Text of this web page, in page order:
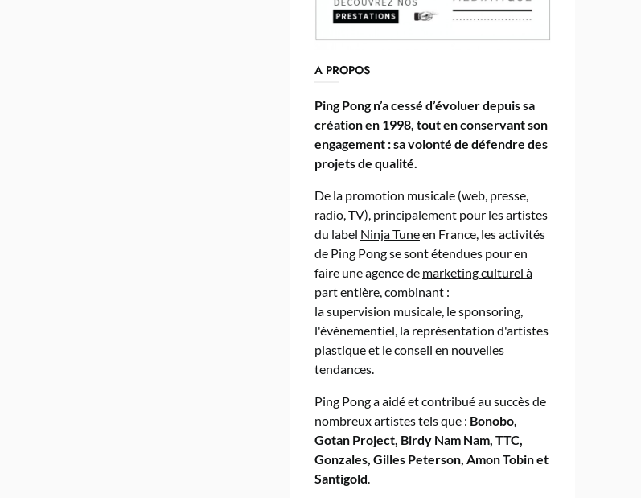
A PROPOS
Ping Pong n’a cessé d’évoluer depuis sa
création en 1998, tout en conservant son
engagement : sa volonté de défendre des
projets de qualité.
De la promotion musicale (web, presse,
radio, TV), principalement pour les artistes
du label Ninja Tuneen France, les activités
de Ping Pong se sont étendues pour en
faire une agence de marketing culturel à
part entière, combinant :
la supervision musicale, le sponsoring,
l'évènementiel, la représentation d'artistes
plastique et le conseil en nouvelles
tendances.
Ping Pong a aidé et contribué au succès de
nombreux artistes tels que : Bonobo,
Gotan Project, Birdy Nam Nam, TTC,
Gonzales, Gilles Peterson, Amon Tobin et
Santigold.